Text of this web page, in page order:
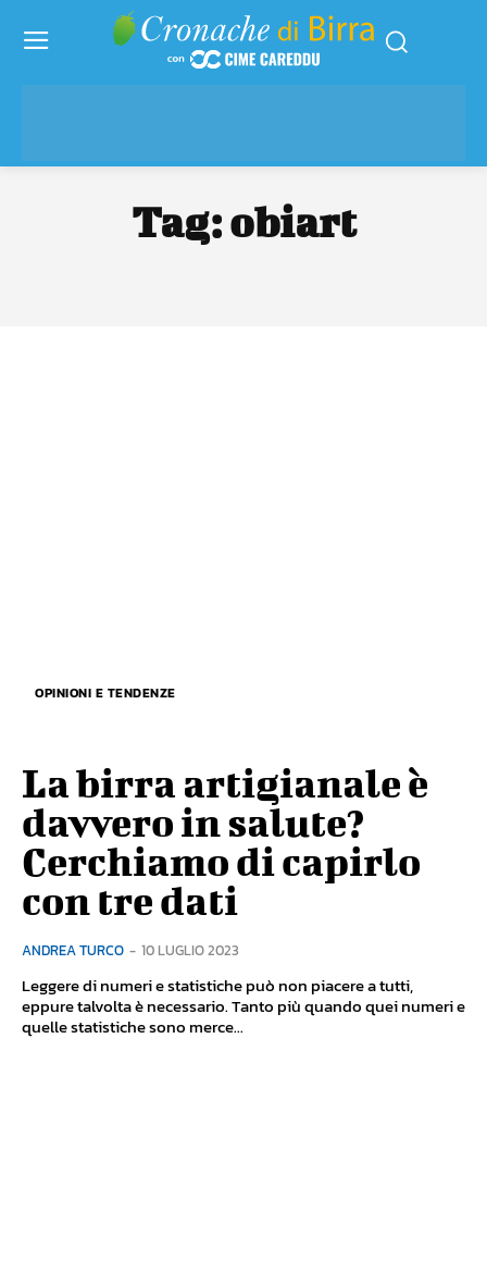
Tag:obiart
OPINIONI E TENDENZE
La birra artigianale è
davvero in salute?
Cerchiamo di capirlo
con tre dati
ANDREA TURCO - 10 LUGLIO 2023
Leggere di numeri e statistiche può non piacere a tutti,
eppure talvolta è necessario. Tanto più quando quei numeri e
quelle statistiche sono merce...